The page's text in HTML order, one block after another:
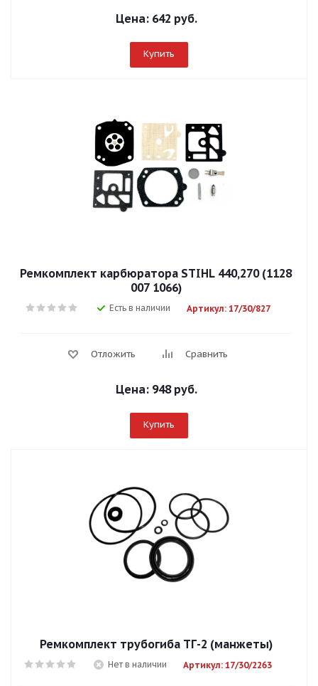
Цена: 642 руб.
Купить
Ремкомплект карбюратора STIHL 440,270 (1128
007 1066)
Есть в наличии Артикул: 17/30/827
Отложить Сравнить
Цена: 948 руб.
Купить
Ремкомплект трубогиба ТГ-2 (манжеты)
Нет в наличии Артикул: 17/30/2263